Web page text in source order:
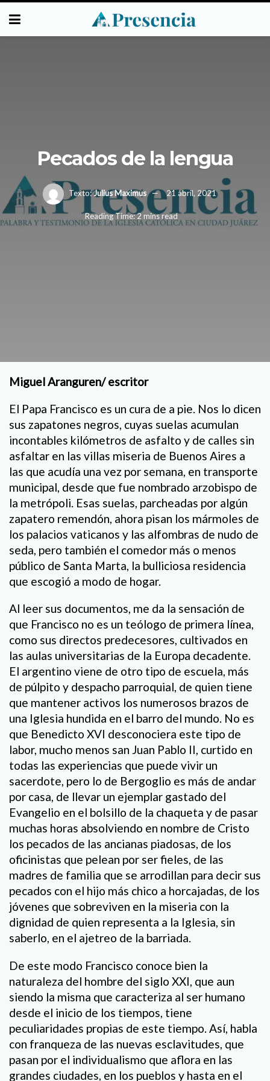
Pecados de la lengua
Texto:Julius Maximus 21 abril, 2021
Reading Time: 2 mins read
Miguel Aranguren/ escritor
El Papa Francisco es un cura de a pie. Nos lo dicen
sus zapatones negros, cuyas suelas acumulan
incontables kilómetros de asfalto y de calles sin
asfaltar en las villas miseria de Buenos Aires a
las que acudía una vez por semana, en transporte
municipal, desde que fue nombrado arzobispo de
la metrópoli. Esas suelas, parcheadas por algún
zapatero remendón, ahora pisan los mármoles de
los palacios vaticanos y las alfombras de nudo de
seda, pero también el comedor más o menos
público de Santa Marta, la bulliciosa residencia
que escogió a modo de hogar.
Al leer sus documentos, me da la sensación de
que Francisco no es un teólogo de primera línea,
como sus directos predecesores, cultivados en
las aulas universitarias de la Europa decadente.
El argentino viene de otro tipo de escuela, más
de púlpito y despacho parroquial, de quien tiene
que mantener activos los numerosos brazos de
una Iglesia hundida en el barro del mundo. No es
que Benedicto XVI desconociera este tipo de
labor, mucho menos san Juan Pablo II, curtido en
todas las experiencias que puede vivir un
sacerdote, pero lo de Bergoglio es más de andar
por casa, de llevar un ejemplar gastado del
Evangelio en el bolsillo de la chaqueta y de pasar
muchas horas absolviendo en nombre de Cristo
los pecados de las ancianas piadosas, de los
oficinistas que pelean por ser fieles, de las
madres de familia que se arrodillan para decir sus
pecados con el hijo más chico a horcajadas, de los
jóvenes que sobreviven en la miseria con la
dignidad de quien representa a la Iglesia, sin
saberlo, en el ajetreo de la barriada.
De este modo Francisco conoce bien la
naturaleza del hombre del siglo XXI, que aun
siendo la misma que caracteriza al ser humano
desde el inicio de los tiempos, tiene
peculiaridades propias de este tiempo. Así, habla
con franqueza de las nuevas esclavitudes, que
pasan por el individualismo que aflora en las
grandes ciudades, en los pueblos y hasta en el